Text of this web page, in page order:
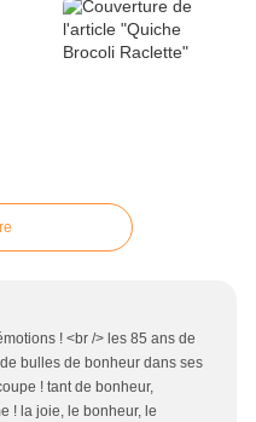
! <br /> les 85 ans de
bulles de bonheur dans ses
! tant de bonheur,
! la joie, le bonheur, le